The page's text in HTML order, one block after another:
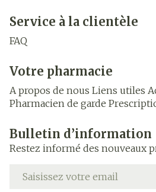
Service à la clientèle
FAQ
Votre pharmacie
A propos de nous Liens utiles
Pharmacien de garde
Bulletin d’information
Restez informé des nouveaux
Adresse mail